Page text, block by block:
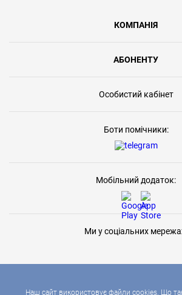
Наш сайт використовує файли cookies. Що
КОМПАНІЯ
АБОНЕНТУ
Особистий кабінет
Боти помічники:
Мобільний додаток:
Ми у соціальних